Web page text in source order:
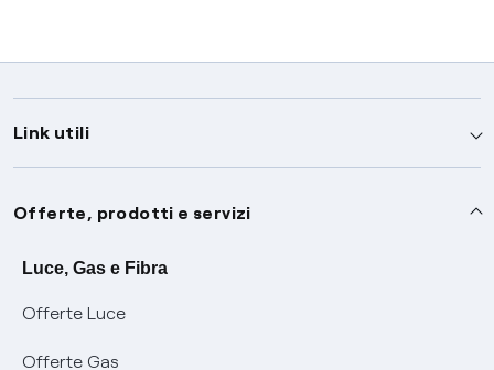
Link utili
Assistenza
Avvisi
SOS luce e gas
Conciliazioni e risoluzione delle controversie
Servizi
Offerte, prodotti e servizi
Luce, Gas e Fibra
Offerte Luce
Offerte Gas